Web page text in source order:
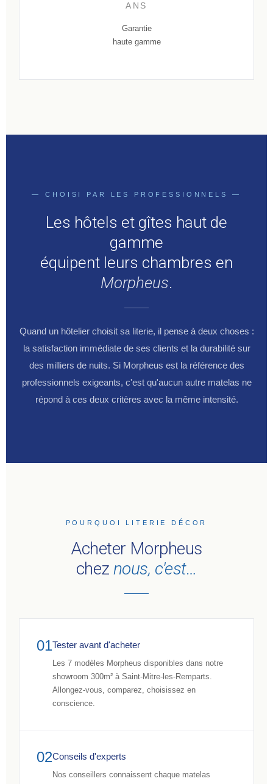
ANS
Garantie
haute gamme
— CHOISI PAR LES PROFESSIONNELS —
Les hôtels et gîtes haut de
gamme
équipent leurs chambres en
Morpheus.
Quand un hôtelier choisit sa literie, il pense à deux choses :
la satisfaction immédiate de ses clients et la durabilité sur
des milliers de nuits. Si Morpheus est la référence des
professionnels exigeants, c'est qu'aucun autre matelas ne
répond à ces deux critères avec la même intensité.
POURQUOI LITERIE DÉCOR
Acheter Morpheus
chez nous, c'est…
01Tester avant d'acheter
Les 7 modèles Morpheus disponibles dans notre
showroom 300m² à Saint-Mitre-les-Remparts.
Allongez-vous, comparez, choisissez en
conscience.
02Conseils d'experts
Nos conseillers connaissent chaque matelas